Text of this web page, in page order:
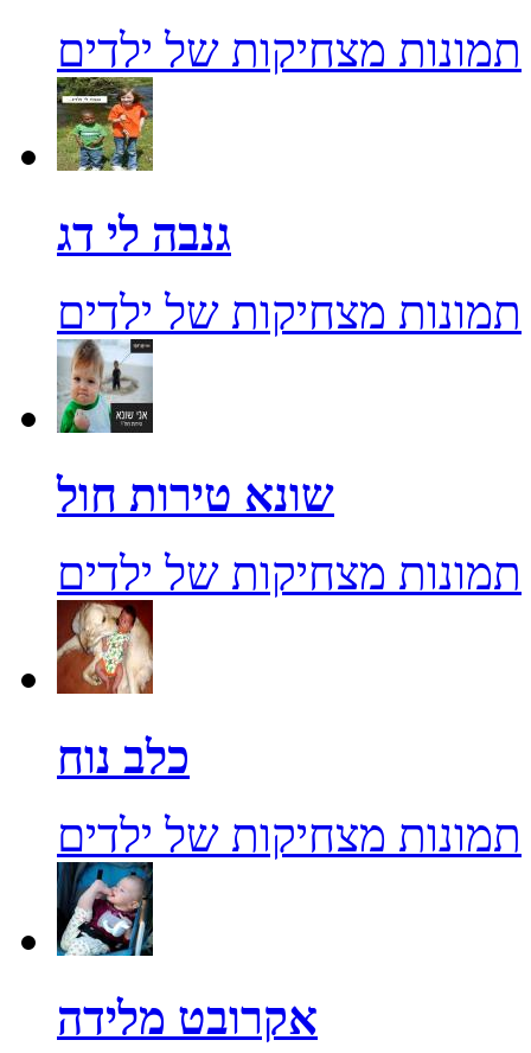
תמונות מצחיקות של ילדים
גנבה לי דג
תמונות מצחיקות של ילדים
שונא טירות חול
תמונות מצחיקות של ילדים
כלב נוח
תמונות מצחיקות של ילדים
אקרובט מלידה